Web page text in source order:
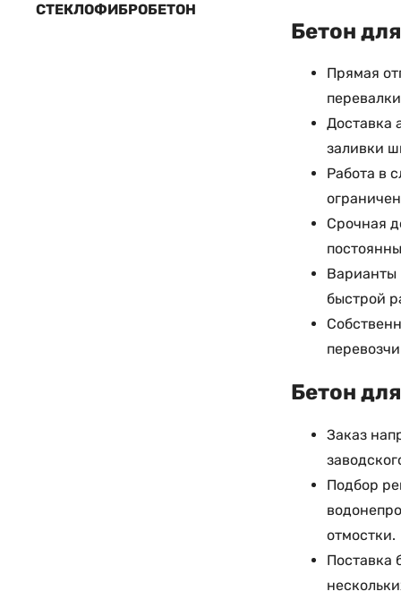
СТЕКЛОФИБРОБЕТОН
Бетон
Прямая
Доставка
заливки
Работа в
Срочная
Варианты
быстрой
Бетон
Заказ
Подбор
отмостки.
Поставка